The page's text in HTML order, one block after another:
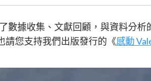
數據收集、文獻回顧，與資料分
請您支持我們出版發行的《感動